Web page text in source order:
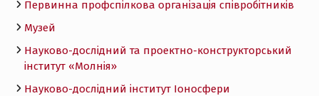
Первинна профспілкова організація співробітників
Музей
Науково-дослідний та проектно-конструкторський
інститут «Молнія»
Науково-дослідний інститут Іоносфери